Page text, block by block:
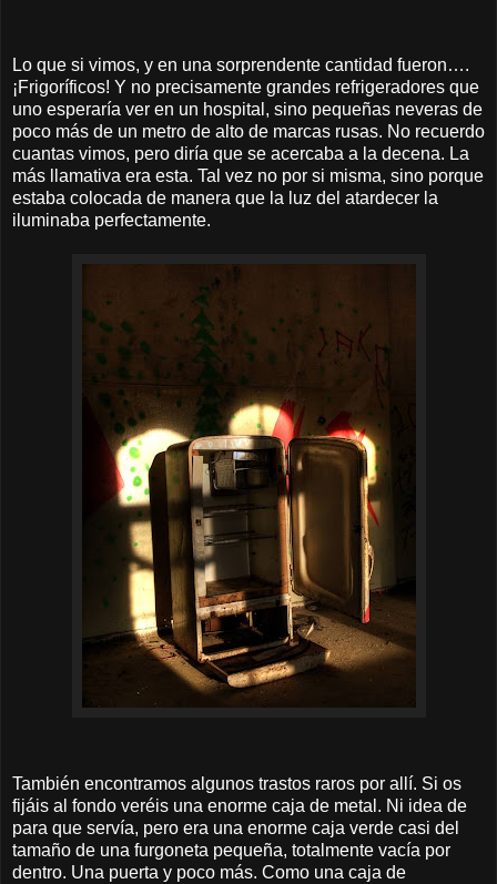
Lo que si vimos, y en una sorprendente cantidad fueron….
¡Frigoríficos! Y no precisamente grandes refrigeradores que
uno esperaría ver en un hospital, sino pequeñas neveras de
poco más de un metro de alto de marcas rusas. No recuerdo
cuantas vimos, pero diría que se acercaba a la decena. La
más llamativa era esta. Tal vez no por si misma, sino porque
estaba colocada de manera que la luz del atardecer la
iluminaba perfectamente.
También encontramos algunos trastos raros por allí. Si os
fijáis al fondo veréis una enorme caja de metal. Ni idea de
para que servía, pero era una enorme caja verde casi del
tamaño de una furgoneta pequeña, totalmente vacía por
dentro. Una puerta y poco más. Como una caja de